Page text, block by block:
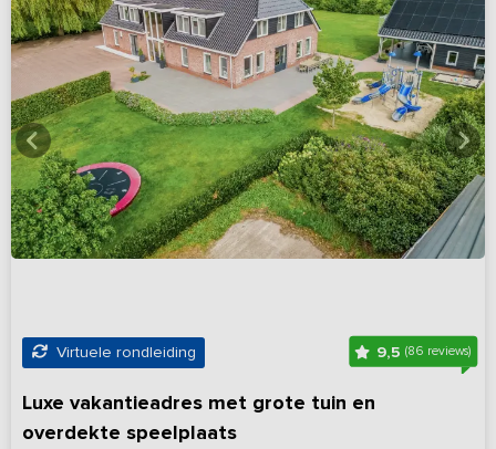
Virtuele rondleiding 9,5 (86 reviews)
Luxe vakantieadres met grote tuin en
overdekte speelplaats